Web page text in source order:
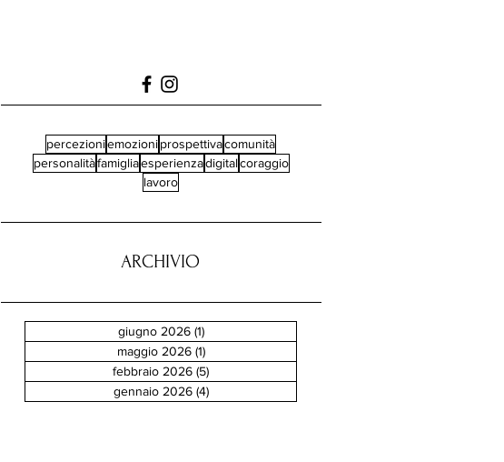
percezioniemozioniprospettivacomunità
personalitàfamigliaesperienzadigitalcoraggio
lavoro
ARCHIVIO
giugno 2026 (1)1 post
maggio 2026 (1)1 post
febbraio 2026 (5)
gennaio 2026 (4)4 post